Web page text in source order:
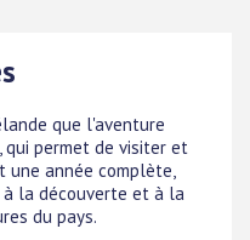
que l'aventure
qui permet de visiter et
une année complète,
la découverte et à la
du pays.